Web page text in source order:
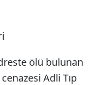
ölü bulunan
Adli Tıp